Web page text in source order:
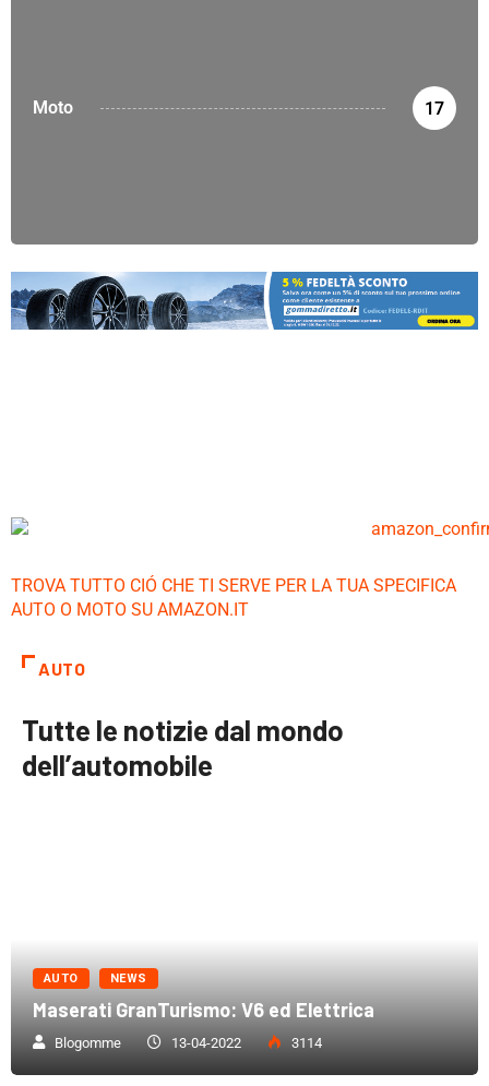
Moto 17
TROVA TUTTO CIÓ CHE TI SERVE PER LA TUA SPECIFICA
AUTO O MOTO SU AMAZON.IT
AUTO
Tutte le notizie dal mondo
dell’automobile
AUTO NEWS
Maserati GranTurismo: V6 ed Elettrica
Blogomme 13-04-2022 3114